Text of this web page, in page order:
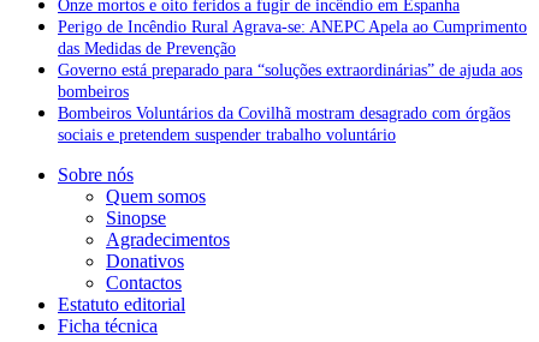
Onze mortos e oito feridos a fugir de incêndio em Espanha
Perigo de Incêndio Rural Agrava-se: ANEPC Apela ao Cumprimento
das Medidas de Prevenção
Governo está preparado para “soluções extraordinárias” de ajuda aos
bombeiros
Bombeiros Voluntários da Covilhã mostram desagrado com órgãos
sociais e pretendem suspender trabalho voluntário
Sobre nós
Quem somos
Sinopse
Agradecimentos
Donativos
Contactos
Estatuto editorial
Ficha técnica